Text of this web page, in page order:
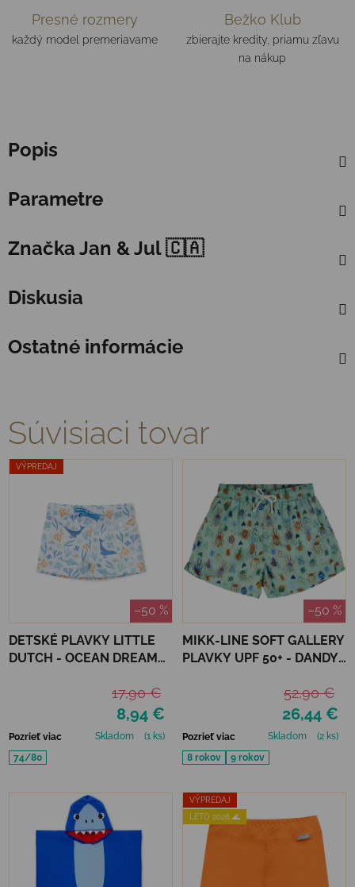
Presné rozmery
každý model premeriavame
Bežko Klub
zbierajte kredity, priamu zľavu
na nákup
Popis
Parametre
Značka Jan & Jul 🇨🇦
Diskusia
Ostatné informácie
Súvisiaci tovar
VÝPREDAJ
–50 %
DETSKÉ PLAVKY LITTLE
DUTCH - OCEAN DREAMS
8,94 €
17,90 €
Pozrieť viac Skladom
(1 ks)
74/80
–50 %
MIKK-LINE SOFT GALLERY
PLAVKY UPF 50+ - DANDY
26,44 €
52,90 €
Pozrieť viac Skladom
(2 ks)
8 rokov
9 rokov
VÝPREDAJ
LETO 2026 🌊